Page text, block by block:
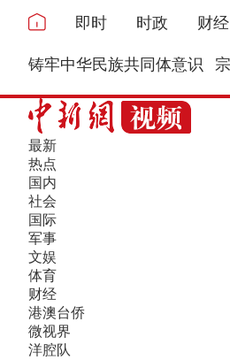
即时 时政 财经
铸牢中华民族共同体意识
最新
热点
国内
社会
国际
军事
文娱
体育
财经
港澳台侨
微视界
洋腔队